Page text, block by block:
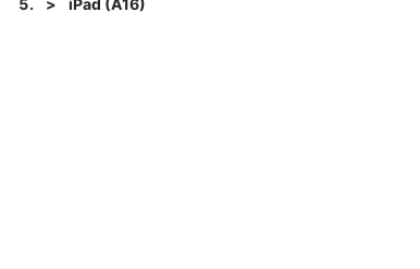
iPad (A16)
This carousel shows one large product image at a time.